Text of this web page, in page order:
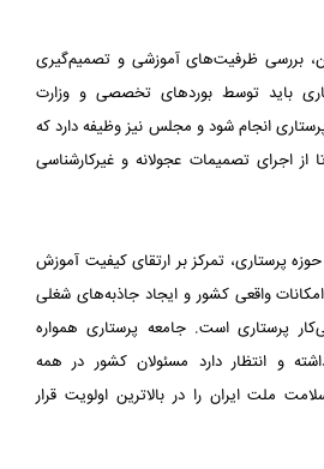
بررسی ظرفیت‌های آموزشی و تصمیم‌گیری
باید توسط بوردهای تخصصی و وزارت
انجام شود و مجلس نیز وظیفه دارد که
از اجرای تصمیمات عجولانه و غیرکارشناسی
پرستاری، تمرکز بر ارتقای کیفیت آموزش
واقعی کشور و ایجاد جاذبه‌های شغلی
پرستاری است. جامعه پرستاری همواره
و انتظار دارد مسئولان کشور در همه
ملت ایران را در بالاترین اولویت قرار